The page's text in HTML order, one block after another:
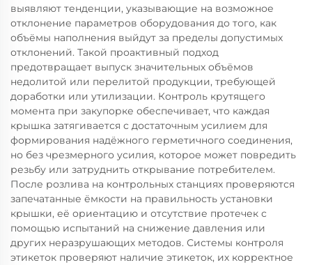
выявляют тенденции, указывающие на возможное
отклонение параметров оборудования до того, как
объёмы наполнения выйдут за пределы допустимых
отклонений. Такой проактивный подход
предотвращает выпуск значительных объёмов
недолитой или перелитой продукции, требующей
доработки или утилизации. Контроль крутящего
момента при закупорке обеспечивает, что каждая
крышка затягивается с достаточным усилием для
формирования надёжного герметичного соединения,
но без чрезмерного усилия, которое может повредить
резьбу или затруднить открывание потребителем.
После розлива на контрольных станциях проверяются
запечатанные ёмкости на правильность установки
крышки, её ориентацию и отсутствие протечек с
помощью испытаний на снижение давления или
других неразрушающих методов. Системы контроля
этикеток проверяют наличие этикеток, их корректное